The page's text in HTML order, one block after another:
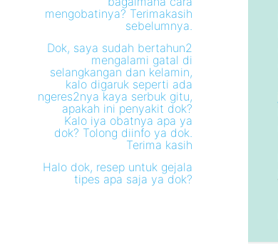
mengobatinya? Terimakasih
sebelumnya.
Dok, saya sudah bertahun2
mengalami gatal di
selangkangan dan kelamin,
kalo digaruk seperti ada
ngeres2nya kaya serbuk gitu,
apakah ini penyakit dok?
Kalo iya obatnya apa ya
dok? Tolong diinfo ya dok.
Terima kasih
Halo dok, resep untuk gejala
tipes apa saja ya dok?